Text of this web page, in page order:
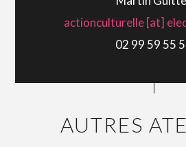
actionculturelle [at]
02 99 59 55
AUTRES